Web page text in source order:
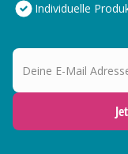
Individuelle
Deine E-Mail